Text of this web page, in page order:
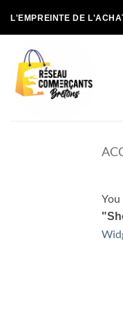
au
L'EMPREINTE DE
You